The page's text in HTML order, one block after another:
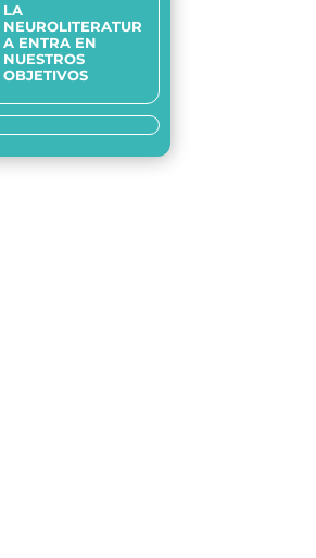
LA
NEUROLITERATUR
A ENTRA EN
NUESTROS
OBJETIVOS
Siamo trasparenti